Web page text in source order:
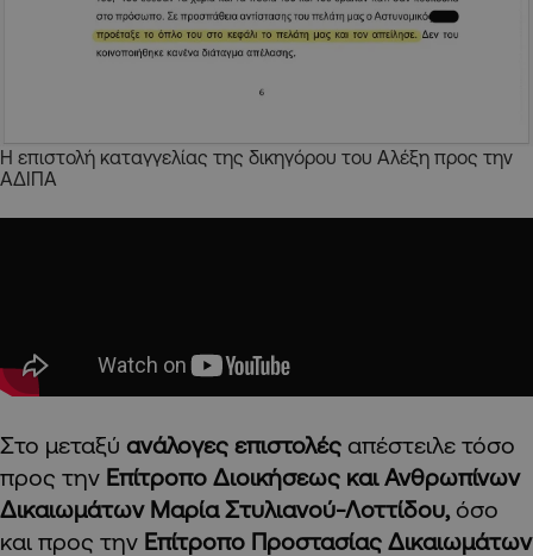
Η επιστολή καταγγελίας της δικηγόρου του Αλέξη προς την
ΑΔΙΠΑ
Στο μεταξύ ανάλογες επιστολές απέστειλε τόσο
προς την Επίτροπο Διοικήσεως και Ανθρωπίνων
Δικαιωμάτων Μαρία Στυλιανού-Λοττίδου, όσο
και προς την Επίτροπο Προστασίας Δικαιωμάτων